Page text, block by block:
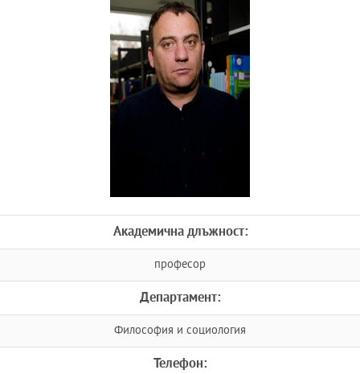
Академична длъжност:
професор
Департамент:
Философия и социология
Телефон: